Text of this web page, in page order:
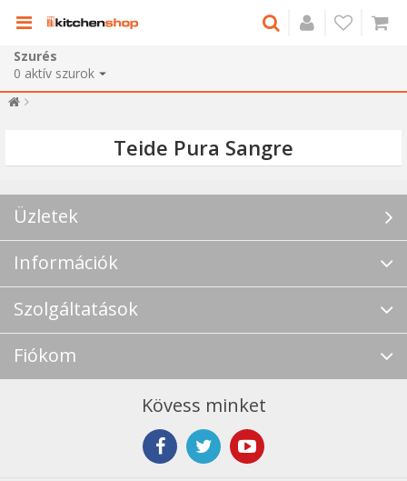
Szurés
0 aktív szurok
Teide Pura Sangre
Üzletek
Információk
Szolgáltatások
Fiókom
Kövess minket